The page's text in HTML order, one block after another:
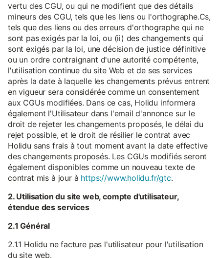
vertu des CGU, ou qui ne modifient que des détails
mineurs des CGU, tels que les liens ou l'orthographe.Cs,
tels que des liens ou des erreurs d'orthographe qui ne
sont pas exigés par la loi, ou (ii) des changements qui
sont exigés par la loi, une décision de justice définitive
ou un ordre contraignant d'une autorité compétente,
l'utilisation continue du site Web et de ses services
après la date à laquelle les changements prévus entrent
en vigueur sera considérée comme un consentement
aux CGUs modifiées. Dans ce cas, Holidu informera
également l'Utilisateur dans l'email d'annonce sur le
droit de rejeter les changements proposés, le délai du
rejet possible, et le droit de résilier le contrat avec
Holidu sans frais à tout moment avant la date effective
des changements proposés. Les CGUs modifiés seront
également disponibles comme un nouveau texte de
contrat mis à jour à https://www.holidu.fr/gtc.
2. Utilisation du site web, compte d'utilisateur,
étendue des services
2.1 Général
2.1.1 Holidu ne facture pas l'utilisateur pour l'utilisation
du site web.